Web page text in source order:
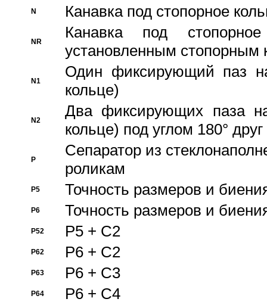
N Канавка под стопорное
NR
Канавка под
установленным стопорным
N1
Один фиксирующий паз
кольце)
N2
Два фиксирующих паза
кольце) под углом 180° друг
P
Cепаратор из
роликам
P5 Точность размеров и
P6 Точность размеров и
P52 P5 + C2
P62 P6 + C2
P63 P6 + C3
P64 P6 + C4